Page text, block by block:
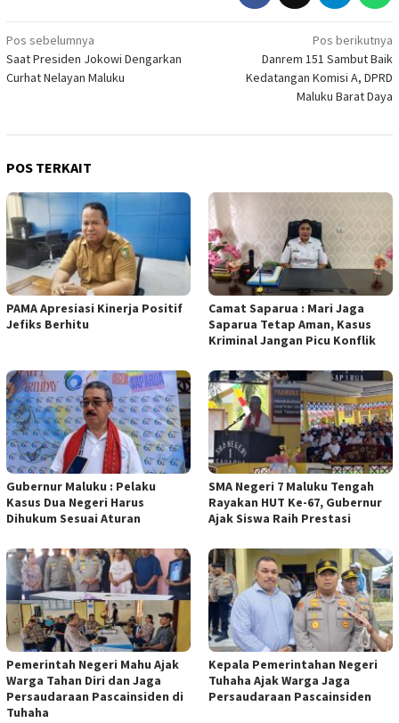
Navigasi
pos
Pos sebelumnya
Saat Presiden Jokowi Dengarkan
Curhat Nelayan Maluku
Pos berikutnya
Danrem 151 Sambut Baik
Kedatangan Komisi A, DPRD
Maluku Barat Daya
POS TERKAIT
PAMA Apresiasi Kinerja Positif
Jefiks Berhitu
Camat Saparua : Mari Jaga
Saparua Tetap Aman, Kasus
Kriminal Jangan Picu Konflik
Gubernur Maluku : Pelaku
Kasus Dua Negeri Harus
Dihukum Sesuai Aturan
SMA Negeri 7 Maluku Tengah
Rayakan HUT Ke-67, Gubernur
Ajak Siswa Raih Prestasi
Pemerintah Negeri Mahu Ajak
Warga Tahan Diri dan Jaga
Persaudaraan Pascainsiden di
Tuhaha
Kepala Pemerintahan Negeri
Tuhaha Ajak Warga Jaga
Persaudaraan Pascainsiden